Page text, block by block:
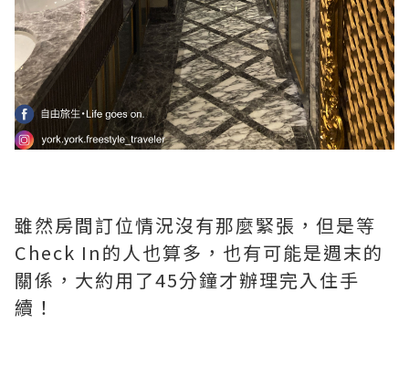
雖然房間訂位情況沒有那麼緊張，但是等
Check In的人也算多，也有可能是週末的
關係，大約用了45分鐘才辦理完入住手
續！